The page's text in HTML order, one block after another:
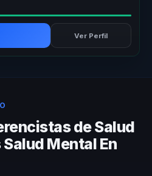
Ver Perfil
de Salud
Mental En